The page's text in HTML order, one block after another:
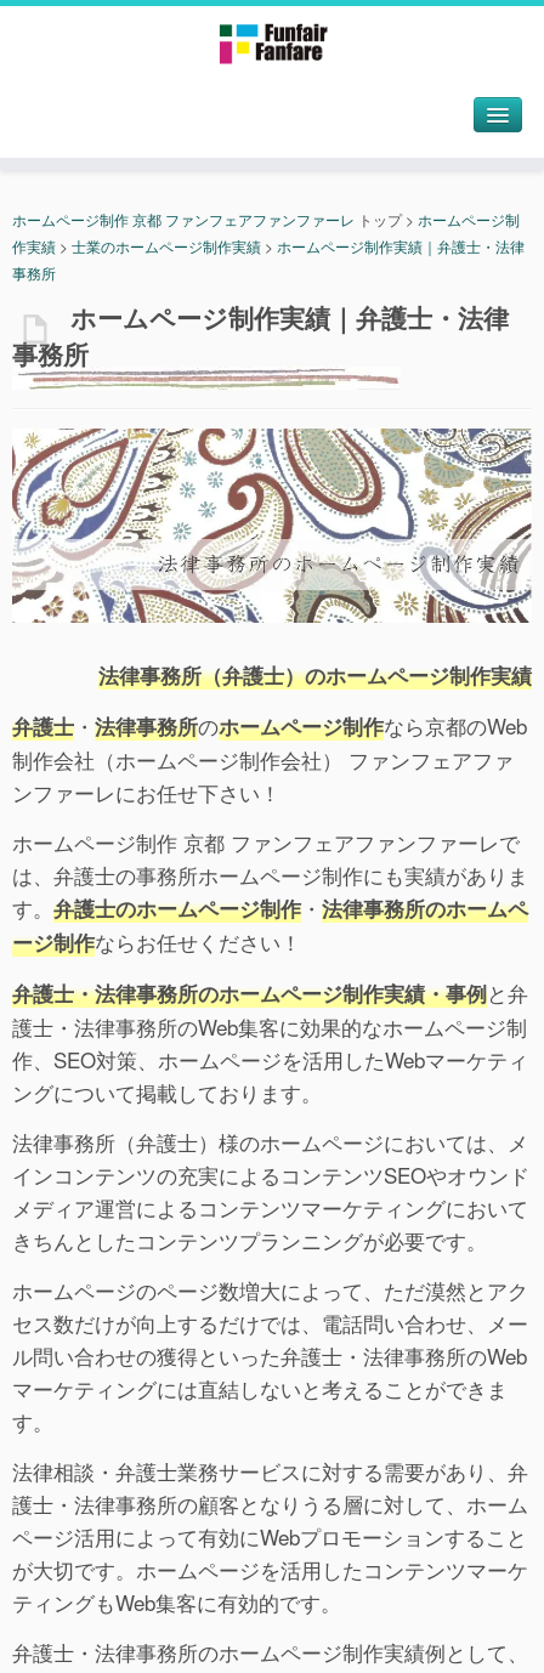
ホームページ制作 京都 ファンフェアファンファーレ トップ> ホームページ制
作実績 > 士業のホームページ制作実績 > ホームページ制作実績｜弁護士・法律
事務所
ホームページ制作実績｜弁護士・法律
事務所
法律事務所（弁護士）のホームページ制作実績
弁護士 ・ 法律事務所のホームページ制作なら京都のWeb
制作会社（ホームページ制作会社） ファンフェアファ
ンファーレにお任せ下さい！
ホームページ制作 京都 ファンフェアファンファーレで
は、弁護士の事務所ホームページ制作にも実績がありま
す。 弁護士のホームページ制作 ・ 法律事務所のホームペ
ージ制作ならお任せください！
弁護士・法律事務所のホームページ制作実績・事例と弁
護士・法律事務所のWeb集客に効果的なホームページ制
作、SEO対策、ホームページを活用したWebマーケティ
ングについて掲載しております。
法律事務所（弁護士）様のホームページにおいては、メ
インコンテンツの充実によるコンテンツSEOやオウンド
メディア運営によるコンテンツマーケティングにおいて
きちんとしたコンテンツプランニングが必要です。
ホームページのページ数増大によって、ただ漠然とアク
セス数だけが向上するだけでは、電話問い合わせ、メー
ル問い合わせの獲得といった弁護士・法律事務所のWeb
マーケティングには直結しないと考えることができま
す。
法律相談・弁護士業務サービスに対する需要があり、弁
護士・法律事務所の顧客となりうる層に対して、ホーム
ページ活用によって有効にWebプロモーションすること
が大切です。ホームページを活用したコンテンツマーケ
ティングもWeb集客に有効的です。
弁護士・法律事務所のホームページ制作実績例として、